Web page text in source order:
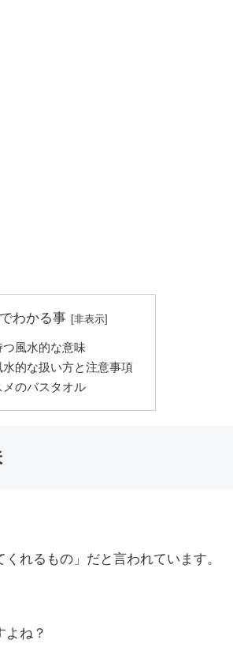
わかる事
風水的な意味
的な扱い方と注意事項
のバスタオル
れるもの」だと言われています。
よね？